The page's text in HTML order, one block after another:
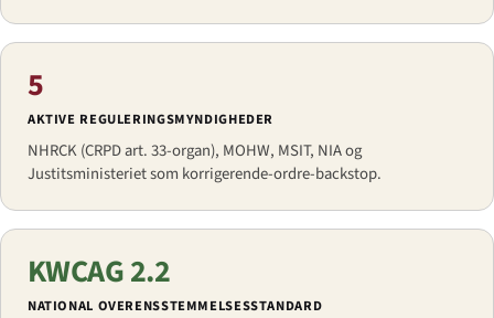
5
AKTIVE REGULERINGS­MYNDIGHEDER
NHRCK (CRPD art. 33-organ), MOHW, MSIT, NIA og
Justitsministeriet som korrigerende-ordre-backstop.
KWCAG 2.2
NATIONAL OVERENSSTEMMELSES­STANDARD